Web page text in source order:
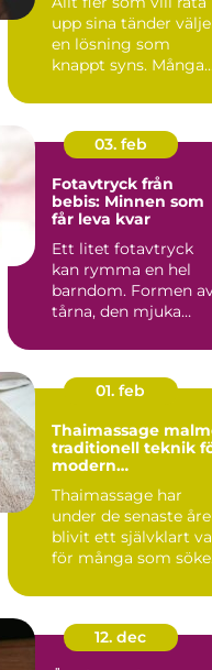
upp sina tänder
en lösning som
knappt syns. Många
03. feb
Fotavtryck från
bebis: Minnen som
får leva kvar
Ett litet fotavtryck
kan rymma en hel
barndom. Formen
tårna, den mjuka
01. feb
Thaimassage
traditionell teknik
modern
Thaimassage har
under de senaste
blivit ett självklart
för många som
12. dec